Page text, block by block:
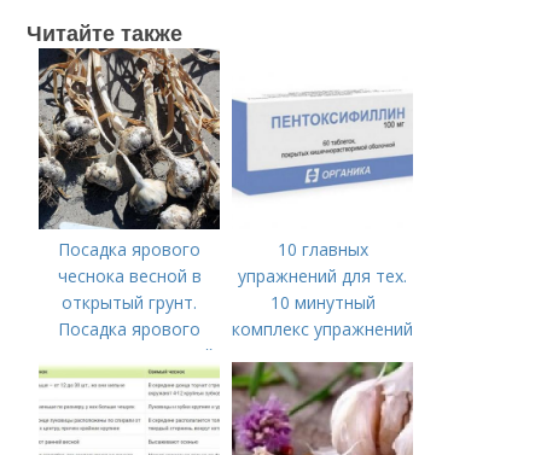
Читайте также
Посадка ярового
чеснока весной в
открытый грунт.
Посадка ярового
чеснока в открытый
грунт
10 главных
упражнений для тех.
10 минутный
комплекс упражнений
времени на спорт